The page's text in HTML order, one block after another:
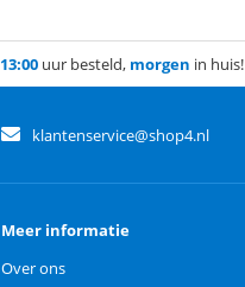
13:00 uur besteld, morgen in huis!
klantenservice@shop4.nl
Meer informatie
Over ons